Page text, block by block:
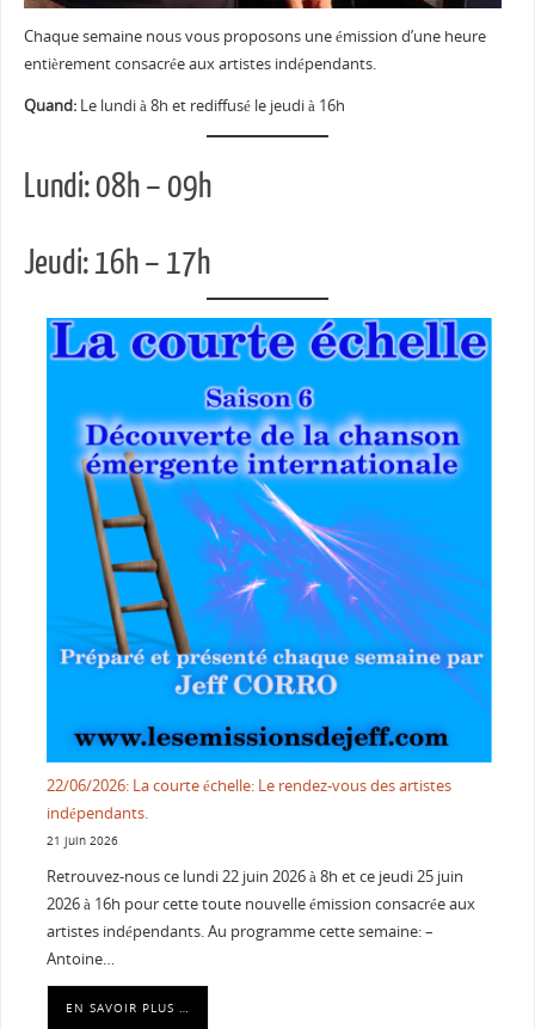
Chaque semaine nous vous proposons une émission d’une heure
entièrement consacrée aux artistes indépendants.
Quand: Le lundi à 8h et rediffusé le jeudi à 16h
Lundi: 08h – 09h
Jeudi: 16h – 17h
22/06/2026: La courte échelle: Le rendez-vous des artistes
indépendants.
21 juin 2026
Retrouvez-nous ce lundi 22 juin 2026 à 8h et ce jeudi 25 juin
2026 à 16h pour cette toute nouvelle émission consacrée aux
artistes indépendants. Au programme cette semaine: –
Antoine…
EN SAVOIR PLUS …